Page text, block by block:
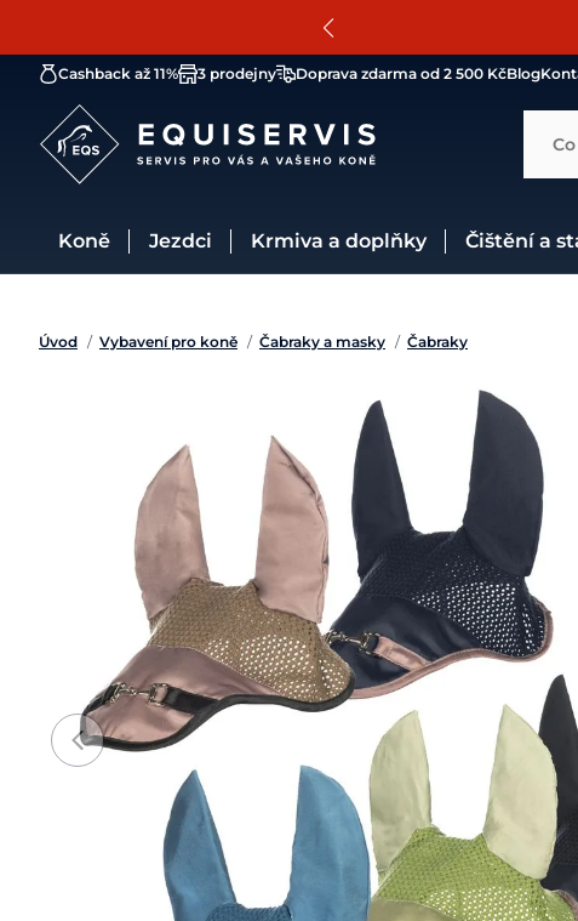
Cashback až 11% 3 prodejny Doprava zdarma od 2 500 KčBlog
Koně Jezdci Krmiva a doplňky Čištění a
Úvod / Vybavení pro koně / Čabraky a masky / Čabraky